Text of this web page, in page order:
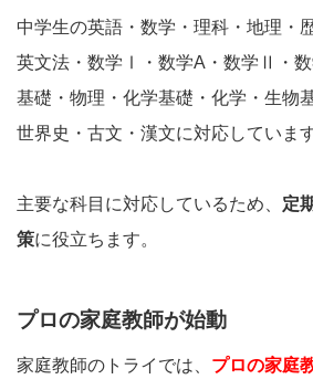
中学生の英語・数学・理科・地理・
英文法・数学Ⅰ・数学A・数学Ⅱ・
基礎・物理・化学基礎・化学・生物
世界史・古文・漢文に対応しています
主要な科目に対応しているため、 定
策に役立ちます。
プロの家庭教師が始動
家庭教師のトライでは、 プロの家庭